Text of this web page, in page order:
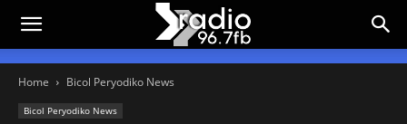
Home Bicol Peryodiko News
Bicol Peryodiko News